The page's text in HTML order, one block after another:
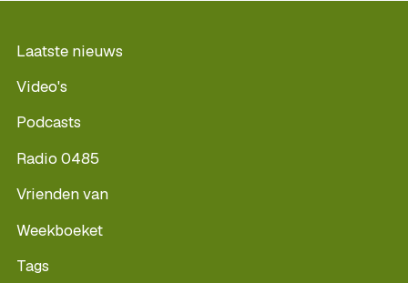
Laatste nieuws
Video's
Podcasts
Radio 0485
Vrienden van
Weekboeket
Tags